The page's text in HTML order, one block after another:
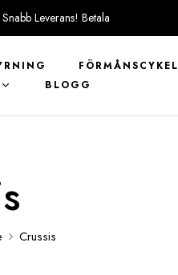
Leverans! Betala
FÖRMÅNSCYKEL
BLOGG
Crussis